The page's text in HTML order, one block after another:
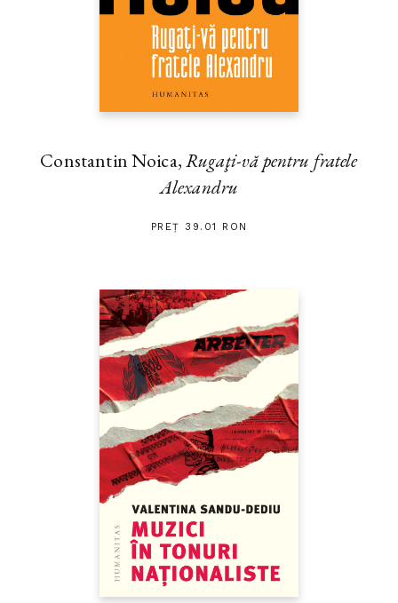
Constantin Noica,Rugaţi-vă pentru fratele
Alexandru
PREȚ 39.01 RON